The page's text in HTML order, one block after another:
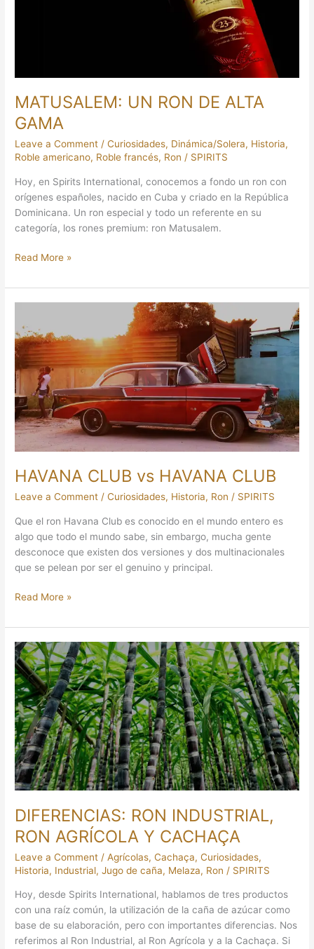
MATUSALEM: UN RON DE ALTA
GAMA
Leave a Comment /Curiosidades, Dinámica/Solera, Historia,
Roble americano, Roble francés, Ron / SPIRITS
Hoy, en Spirits International, conocemos a fondo un ron con
orígenes españoles, nacido en Cuba y criado en la República
Dominicana. Un ron especial y todo un referente en su
categoría, los rones premium: ron Matusalem.
Read More »
HAVANA CLUB vs HAVANA CLUB
Leave a Comment /Curiosidades, Historia, Ron / SPIRITS
Que el ron Havana Club es conocido en el mundo entero es
algo que todo el mundo sabe, sin embargo, mucha gente
desconoce que existen dos versiones y dos multinacionales
que se pelean por ser el genuino y principal.
CLUB
vs
HAVANA
CLUB
Read More »
DIFERENCIAS: RON INDUSTRIAL,
RON AGRÍCOLA Y CACHAÇA
Leave a Comment /Agrícolas,Cachaça,Curiosidades,
Historia, Industrial,Jugo de caña, Melaza, Ron / SPIRITS
Hoy, desde Spirits International, hablamos de tres productos
con una raíz común, la utilización de la caña de azúcar como
base de su elaboración, pero con importantes diferencias. Nos
referimos al Ron Industrial, al Ron Agrícola y a la Cachaça. Si
DIFERENCIAS:
RON
INDUSTRIAL,
RON
AGRÍCOLA
Y
CACHAÇA